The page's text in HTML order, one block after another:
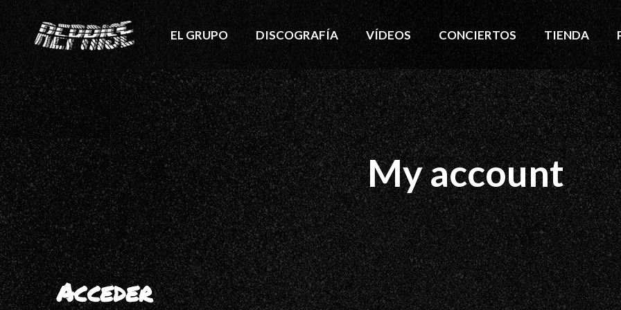
EL GRUPO DISCOGRAFÍA VÍDEOS CONCIERTOS TIENDA
My account
Acceder